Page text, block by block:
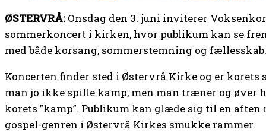
ØSTERVRÅ: Onsdag den 3. juni inviterer
sommerkoncert i kirken, hvor publikum kan se
med både korsang, sommerstemning og fællesskab.
Koncerten finder sted i Østervrå Kirke og er
man jo ikke spille kamp, men man træner og øver
korets ”kamp”. Publikum kan glæde sig til en aften
gospel-genren i Østervrå Kirkes smukke rammer.